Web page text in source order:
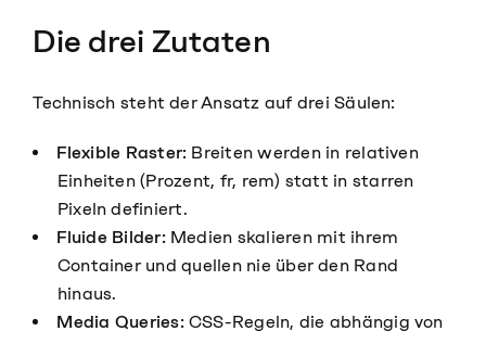
Die drei Zutaten
Technisch steht der Ansatz auf drei Säulen:
Flexible Raster: Breiten werden in relativen
Einheiten (Prozent, fr, rem) statt in starren
Pixeln definiert.
Fluide Bilder:Medien skalieren mit ihrem
Container und quellen nie über den Rand
hinaus.
Media Queries:CSS-Regeln, die abhängig von